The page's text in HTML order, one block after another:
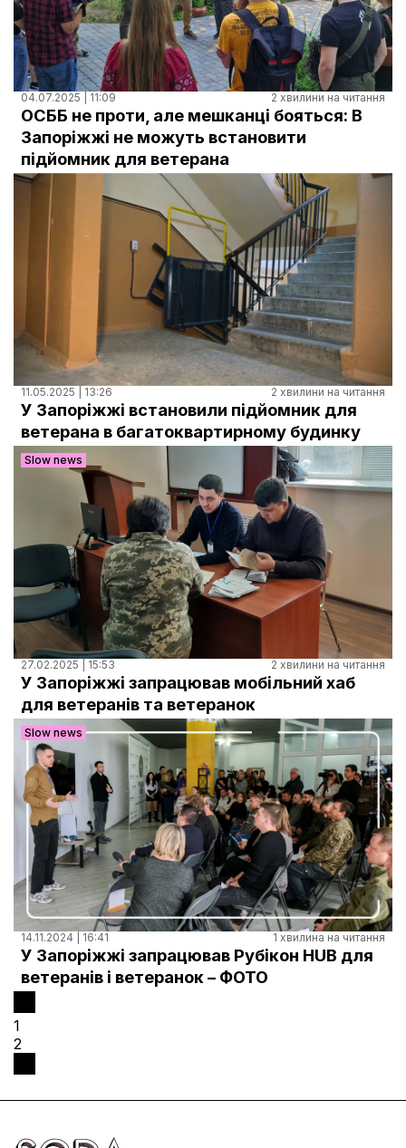
04.07.2025 | 11:09 2 хвилини на читання
ОСББ не проти, але мешканці бояться: В
Запоріжжі не можуть встановити
підйомник для ветерана
11.05.2025 | 13:26 2 хвилини на читання
У Запоріжжі встановили підйомник для
ветерана в багатоквартирному будинку
Slow news
27.02.2025 | 15:53 2 хвилини на читання
У Запоріжжі запрацював мобільний хаб
для ветеранів та ветеранок
Slow news
14.11.2024 | 16:41 1 хвилина на читання
У Запоріжжі запрацював Рубікон HUB для
ветеранів і ветеранок – ФОТО
1
2